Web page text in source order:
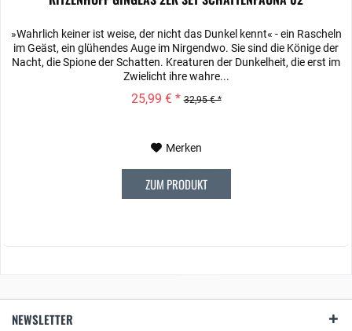
»Wahrlich keiner ist weise, der nicht das Dunkel kennt« ‐ ein Rascheln
im Geäst, ein glühendes Auge im Nirgendwo. Sie sind die Könige der
Nacht, die Spione der Schatten. Kreaturen der Dunkelheit, die erst im
Zwielicht ihre wahre...
25,99 € * 32,95 € *
Merken
ZUM PRODUKT
NEWSLETTER